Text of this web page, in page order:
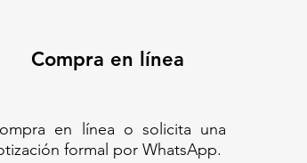
Compra en línea
en línea o solicita una
formal por WhatsApp.